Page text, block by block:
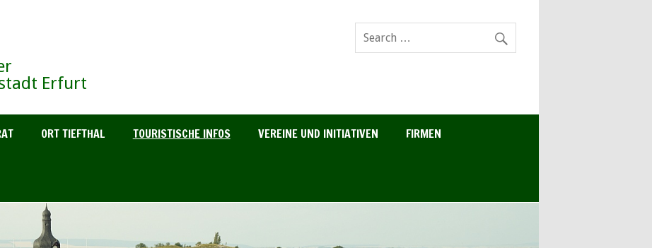
Erfurt
ORT TIEFTHAL TOURISTISCHE INFOS VEREINE UND INITIATIVEN FIRMEN